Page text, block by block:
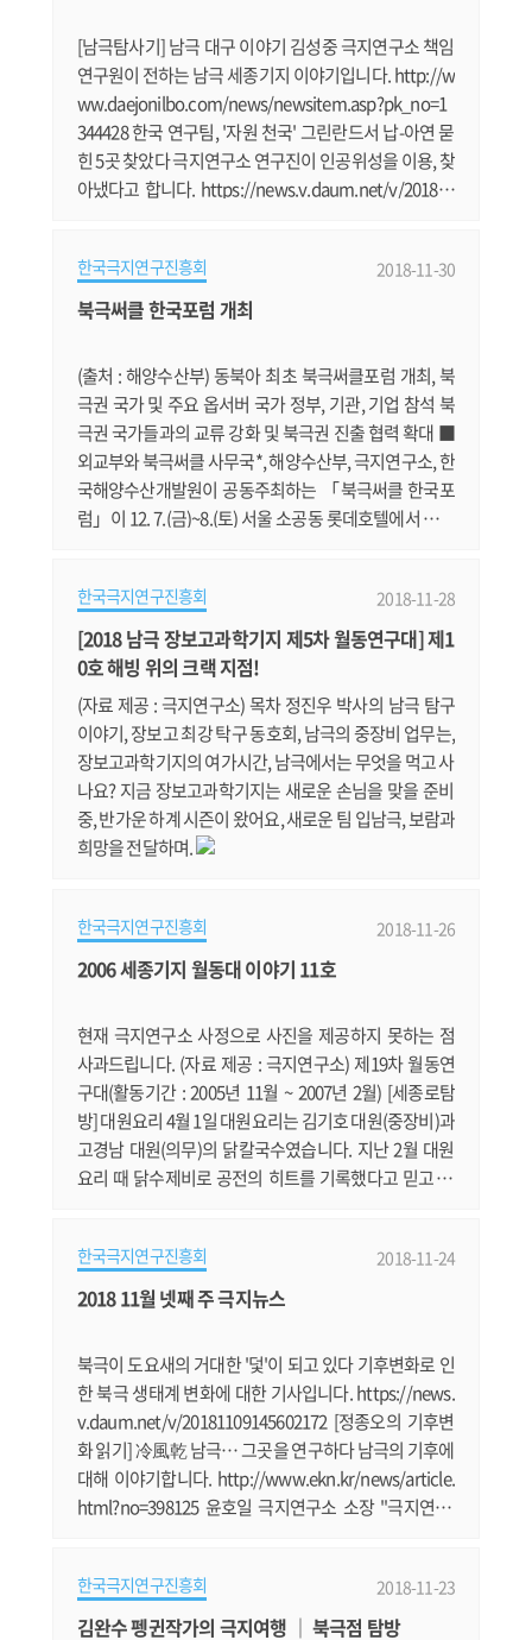
[남극탐사기] 남극 대구 이야기 김성중 극지연구소 책임
연구원이 전하는 남극 세종기지 이야기입니다. http://w
ww.daejonilbo.com/news/newsitem.asp?pk_no=1
344428 한국 연구팀, '자원 천국' 그린란드서 납-아연 묻
힌 5곳 찾았다 극지연구소 연구진이 인공위성을 이용, 찾
아냈다고 합니다. https://news.v.daum.net/v/201811
소를 방문했습니다. http://www.sisamagazine.co.kr/
news/articleView.html?idxno=157719#09ne '북극써
한국극지연구진흥회 2018-11-30
북극써클 한국포럼 개최
(출처 : 해양수산부) 동북아 최초 북극써클포럼 개최, 북
극권 국가 및 주요 옵서버 국가 정부, 기관, 기업 참석 북
극권 국가들과의 교류 강화 및 북극권 진출 협력 확대 ■
외교부와 북극써클 사무국*, 해양수산부, 극지연구소, 한
국해양수산개발원이 공동주최하는 「북극써클 한국포
럼」이 12. 7.(금)~8.(토) 서울 소공동 롯데호텔에서 개최
드 대통령)의 개회사에 이어 강경화 외교부 장관과 반기
문 전 유엔 사무총장의 연설이 이어진다. 포럼에는 북극
권 국가 정부 관계자 및 국내외 북극 관련 기업‧연구기
한국극지연구진흥회 2018-11-28
[2018 남극 장보고과학기지 제5차 월동연구대] 제1
0호 해빙 위의 크랙 지점!
(자료 제공 : 극지연구소) 목차 정진우 박사의 남극 탐구
이야기, 장보고 최강 탁구 동호회, 남극의 중장비 업무는,
장보고과학기지의 여가시간, 남극에서는 무엇을 먹고 사
나요? 지금 장보고과학기지는 새로운 손님을 맞을 준비
중, 반가운 하계 시즌이 왔어요, 새로운 팀 입남극, 보람과
희망을 전달하며.
한국극지연구진흥회 2018-11-26
2006 세종기지 월동대 이야기 11호
현재 극지연구소 사정으로 사진을 제공하지 못하는 점
사과드립니다. (자료 제공 : 극지연구소) 제19차 월동연
구대(활동기간 : 2005년 11월 ~ 2007년 2월) [세종로탐
방] 대원요리 4월 1일 대원요리는 김기호 대원(중장비)과
고경남 대원(의무)의 닭칼국수였습니다. 지난 2월 대원
요리 때 닭수제비로 공전의 히트를 기록했다고 믿고 있
대원의 간곡한 바램을 고려해서 닭칼국수로 메뉴를 결정
하게 됐습니다. 자원봉사자로 나선 박정민 대원이 칼국
한국극지연구진흥회 2018-11-24
2018 11월 넷째 주 극지뉴스
북극이 도요새의 거대한 '덫'이 되고 있다 기후변화로 인
한 북극 생태계 변화에 대한 기사입니다. https://news.
v.daum.net/v/20181109145602172 [정종오의 기후변
화 읽기] 冷風乾 남극… 그곳을 연구하다 남극의 기후에
대해 이야기합니다. http://www.ekn.kr/news/article.
html?no=398125 윤호일 극지연구소 소장 "극지연구,
tps://news.v.daum.net/v/20181118190802390 바렌
츠의 꿈: 북극항로와 환동해시대의 개막 북극항로 개척
한국극지연구진흥회 2018-11-23
김완수 펭귄작가의 극지여행 ｜ 북극점 탐방